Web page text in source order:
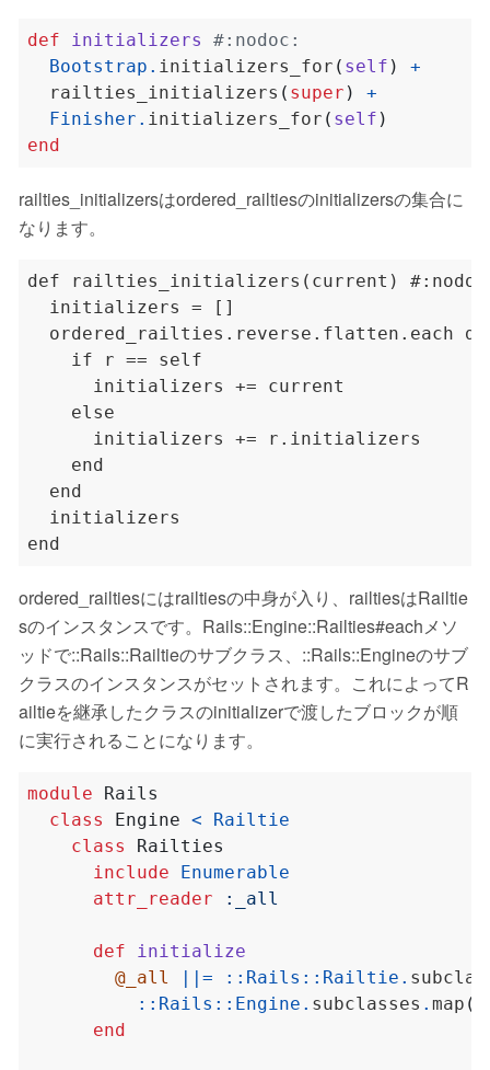
def initializers
#:nodoc:
Bootstrap . initializers_for ( self )
+
  railties_initializers
( super )
+
Finisher . initializers_for ( self )
end
railties_initializersはordered_railtiesのinitializersの集合に
なります。
def railties_initializers(current)
  initializers = []
ordered_railties.reverse.flatten.each
    if r == self
      initializers += current
    else
      initializers += r.initializers
    end
  end
  initializers
ordered_railtiesにはrailtiesの中身が入り、railtiesはRailtie
sのインスタンスです。Rails::Engine::Railties#eachメソ
ッドで::Rails::Railtieのサブクラス、::Rails::Engineのサブ
クラスのインスタンスがセットされます。これによってR
ailtieを継承したクラスのinitializerで渡したブロックが順
に実行されることになります。
module
Rails
class
Engine <
Railtie
class
Railties
include
Enumerable
attr_reader
:_all
def
initialize
@_all
||= :: Rails :: Railtie .
:: Rails :: Engine . subclasses . map (
end